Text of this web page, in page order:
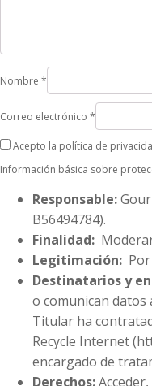
Nombre *
Correo electrónico *
Acepto la política de
Información básica sobre
Responsable:
B56494784).
Finalidad:
Legitimación:
Destinatarios y
o comunican datos
Titular ha
Recycle Internet
encargado de
Derechos: